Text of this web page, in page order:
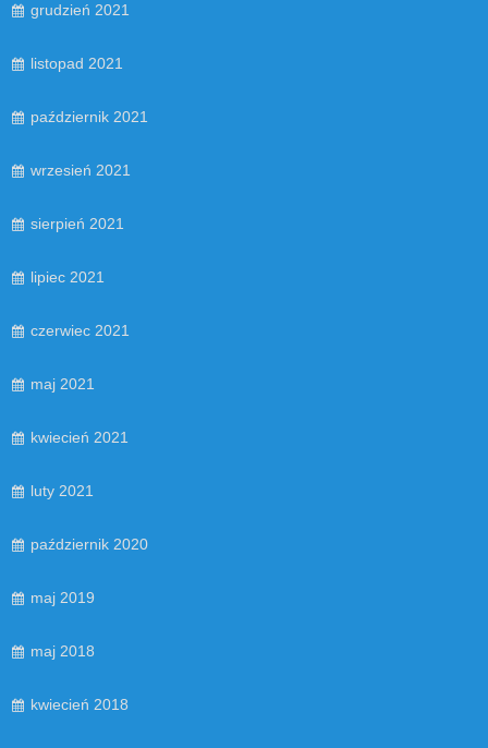
grudzień 2021
listopad 2021
październik 2021
wrzesień 2021
sierpień 2021
lipiec 2021
czerwiec 2021
maj 2021
kwiecień 2021
luty 2021
październik 2020
maj 2019
maj 2018
kwiecień 2018